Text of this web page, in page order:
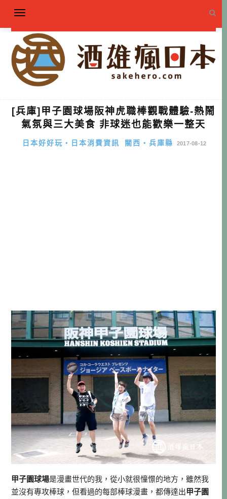
[兵庫]甲子園球場阪神虎職棒觀戰體驗-熱鬧
氣氛與三大美食 非球迷也能歡樂一整天
日本好好玩・日本消費資訊 關西・兵庫縣 2017-08-12
甲子園球場是漫畫世代的我，從小就很憧憬的地方，雖然我
並沒有專攻棒球，但看過的每部棒球漫畫，都傳達出甲子園